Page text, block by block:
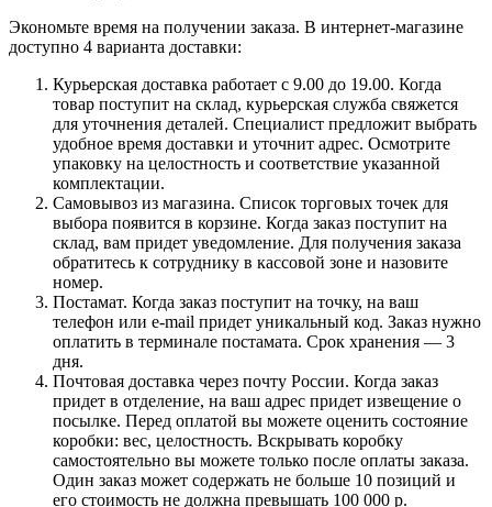
Экономьте время на получении заказа. В интернет-магазине
доступно 4 варианта доставки:
Курьерская доставка работает с 9.00 до 19.00. Когда
товар поступит на склад, курьерская служба свяжется
для уточнения деталей. Специалист предложит выбрать
удобное время доставки и уточнит адрес. Осмотрите
упаковку на целостность и соответствие указанной
комплектации.
Самовывоз из магазина. Список торговых точек для
выбора появится в корзине. Когда заказ поступит на
склад, вам придет уведомление. Для получения заказа
обратитесь к сотруднику в кассовой зоне и назовите
номер.
Постамат. Когда заказ поступит на точку, на ваш
телефон или e-mail придет уникальный код. Заказ нужно
оплатить в терминале постамата. Срок хранения — 3
дня.
Почтовая доставка через почту России. Когда заказ
придет в отделение, на ваш адрес придет извещение о
посылке. Перед оплатой вы можете оценить состояние
коробки: вес, целостность. Вскрывать коробку
самостоятельно вы можете только после оплаты заказа.
Один заказ может содержать не больше 10 позиций и
его стоимость не должна превышать 100 000 р.